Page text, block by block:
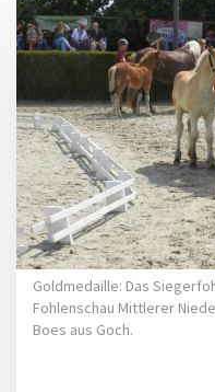
Goldmedaille: Das
Fohlenschau Mittlerer
Boes aus Goch.